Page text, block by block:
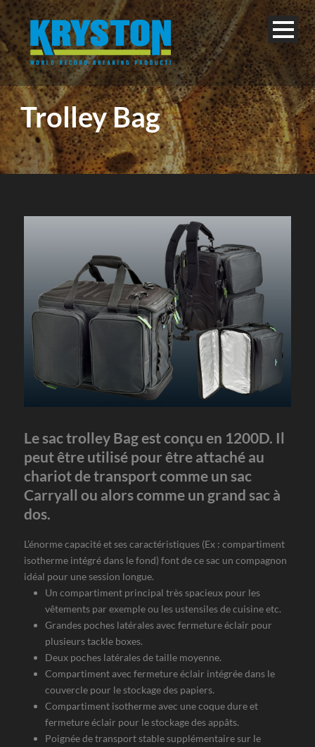
Français
Trolley Bag
Le sac trolley Bag est conçu en 1200D. Il
peut être utilisé pour être attaché au
chariot de transport comme un sac
Carryall ou alors comme un grand sac à
dos.
L’énorme capacité et ses caractéristiques (Ex : compartiment
isotherme intégré dans le fond) font de ce sac un compagnon
idéal pour une session longue.
Un compartiment principal très spacieux pour les
vêtements par exemple ou les ustensiles de cuisine etc.
Grandes poches latérales avec fermeture éclair pour
plusieurs tackle boxes.
Deux poches latérales de taille moyenne.
Compartiment avec fermeture éclair intégrée dans le
couvercle pour le stockage des papiers.
Compartiment isotherme avec une coque dure et
fermeture éclair pour le stockage des appâts.
Poignée de transport stable supplémentaire sur le